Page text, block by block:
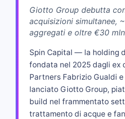
Giotto Group debutta
acquisizioni simultanee,
aggregati e oltre €30
Spin Capital — la holding
fondata nel 2025 dagli ex
Partners Fabrizio Gualdi
lanciato Giotto Group,
build nel frammentato
trattamento di acque e